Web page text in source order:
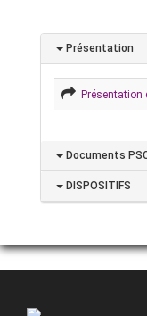
Présentation
Présentation
Documents
DISPOSITIFS